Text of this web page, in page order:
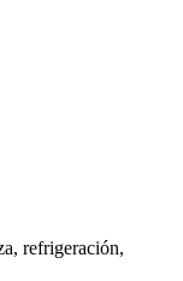
refrigeración,